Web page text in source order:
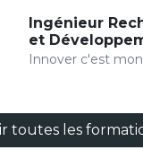
Ingénieur
et
Innover c'est
toutes les